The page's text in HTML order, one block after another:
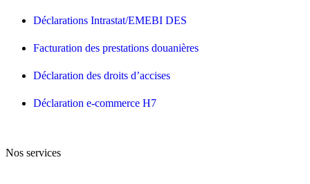
Déclarations Intrastat/EMEBI DES
Facturation des prestations douanières
Déclaration des droits d’accises
Déclaration e-commerce H7
Nos services